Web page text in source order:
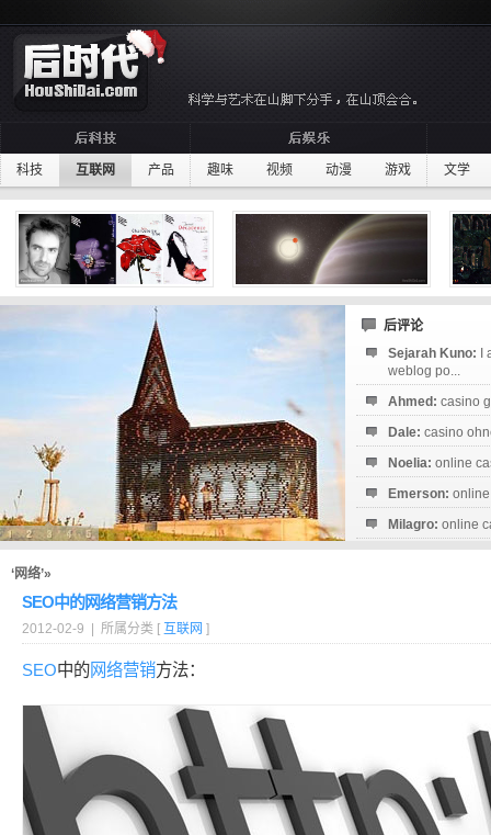
科技 互联网 产品 趣味 视频 动漫 游戏 文学
后评论
Sejarah Kuno:
weblog po...
Ahmed: casino
Dale: casino
Noelia: online
Emerson:
Milagro: online
‘网络’»
SEO中的网络营销方法
2012-02-9 | 所属分类 [ 互联网 ]
SEO中的网络营销方法：